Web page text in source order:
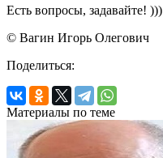
Есть вопросы, задавайте! )))
© Вагин Игорь Олегович
Поделиться:
Материалы по теме